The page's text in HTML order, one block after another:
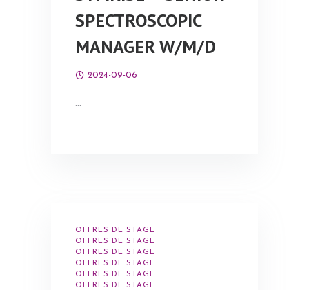
SPECTROSCOPIC
MANAGER W/M/D
2024-09-06
…
OFFRES DE STAGE
OFFRES DE STAGE
OFFRES DE STAGE
OFFRES DE STAGE
OFFRES DE STAGE
OFFRES DE STAGE